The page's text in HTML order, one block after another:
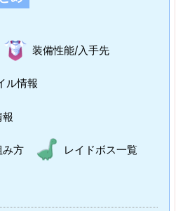
装備性能/入手先
ル情報
報
み方 レイドボス一覧